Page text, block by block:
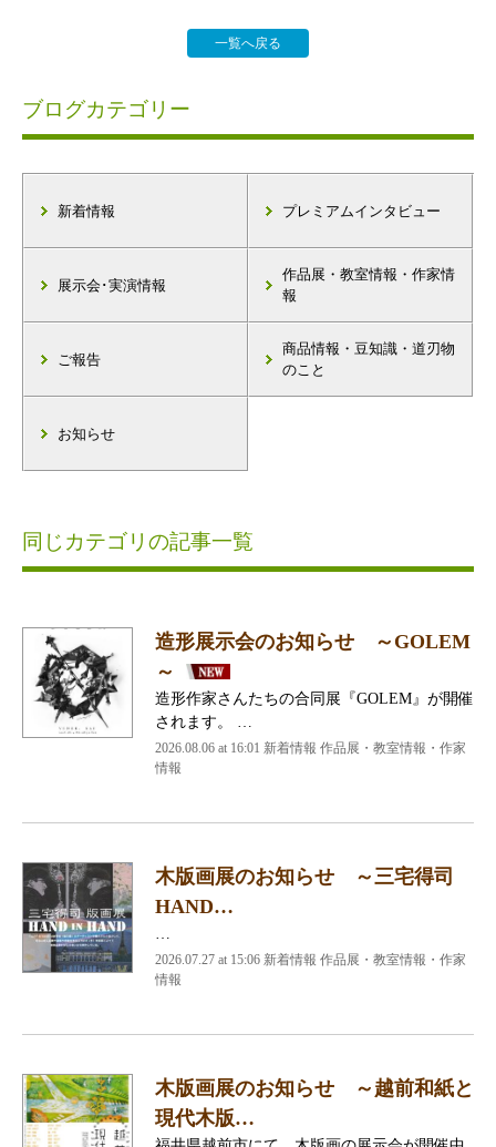
一覧へ戻る
ブログカテゴリー
新着情報 プレミアムインタビュー
展示会･実演情報
作品展・教室情報・作家情
報
ご報告
商品情報・豆知識・道刃物
のこと
お知らせ
同じカテゴリの記事一覧
造形展示会のお知らせ ～GOLEM
～
造形作家さんたちの合同展『GOLEM』が開催
されます。 …
2026.08.06 at 16:01 新着情報 作品展・教室情報・作家
情報
木版画展のお知らせ ～三宅得司
HAND…
2026.07.27 at 15:06 新着情報 作品展・教室情報・作家
情報
木版画展のお知らせ ～越前和紙と
現代木版…